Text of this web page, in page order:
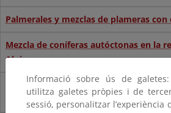
Palmerales y mezclas de plameras con
Mezcla de coníferas autóctonas en la
Alpina
Mezcla de coníferas autóctonas en la
Informació sobre ús de
utilitza galetes pròpies i de
sessió, personalitzar l’experiència